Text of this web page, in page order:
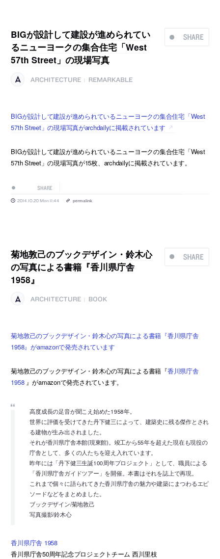
SHARE
BIGが設計して建設が進められてい
るニューヨークの集合住宅「West
57th Street」の現場写真
ARCHITECTURE REMARKABLE
BIGが設計して建設が進められているニューヨークの集合住宅「West
57th Street」の現場写真がarchdailyに掲載されています
BIGが設計して建設が進められているニューヨークの集合住宅「West
57th Street」の現場写真が15枚、archdailyに掲載されています。
SHARE
2014.10.20 Mon 11:44 permalink
SHARE
菊地敦己のブックデザイン・鈴木心
の写真による書籍『香川県庁舎
1958』
ARCHITECTURE BOOK
菊地敦己のブックデザイン・鈴木心の写真による書籍『香川県庁舎
1958』がamazonで発売されています
菊地敦己のブックデザイン・鈴木心の写真による書籍『香川県庁舎
1958 』がamazonで発売されています。
高度成長の足音が聞こえ始めた1958年。
世界に評価を受けてきた丹下健三によって、建築史に残る傑作とされ
る建物が生み出されました。
それが香川県庁舎本館(現東館)。竣工から55年を超えた現在も現役の
庁舎として、多くの人たちを迎え入れています。
昨年には「丹下健三生誕100周年プロジェクト」として、職員による
「香川県庁舎ガイドツアー」を開催。本書はそれを誌上で再現。
これまで個々に語られてきた香川県庁舎の魅力や建築にまつわるエピ
ソードなどをまとめました。
ブックデザイン/菊地敦己
写真撮影/鈴木心
香川県庁舎 1958
香川県庁舎50周年記念プロジェクトチーム 西川里枝